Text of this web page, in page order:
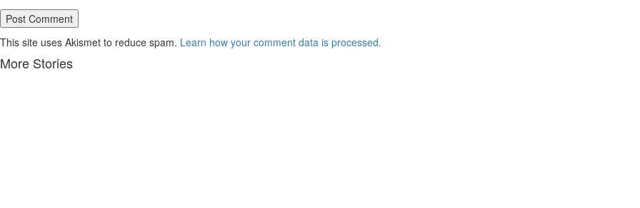
This site uses Akismet to reduce spam. Learn how your comment data is processed.
More Stories